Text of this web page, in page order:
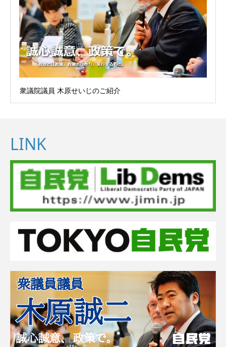
衆議院議員 木原せいじのご紹介
LINK